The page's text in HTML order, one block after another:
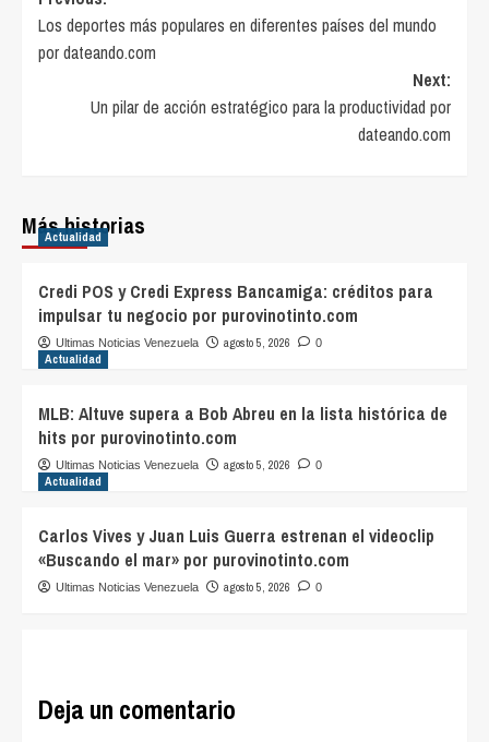
navigation
Los deportes más populares en diferentes países del mundo
por dateando.com
Next:
Un pilar de acción estratégico para la productividad por
dateando.com
Más historias
Actualidad
Credi POS y Credi Express Bancamiga: créditos para
impulsar tu negocio por purovinotinto.com
Ultimas Noticias Venezuela agosto 5, 2026 0
Actualidad
MLB: Altuve supera a Bob Abreu en la lista histórica de
hits por purovinotinto.com
Ultimas Noticias Venezuela agosto 5, 2026 0
Actualidad
Carlos Vives y Juan Luis Guerra estrenan el videoclip
«Buscando el mar» por purovinotinto.com
Ultimas Noticias Venezuela agosto 5, 2026 0
Deja un comentario